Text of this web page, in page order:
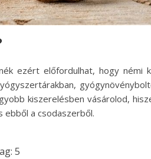
ezért előfordulhat, hogy némi
kiszerelésben vásárolod,
ebből a csodaszerből.
5